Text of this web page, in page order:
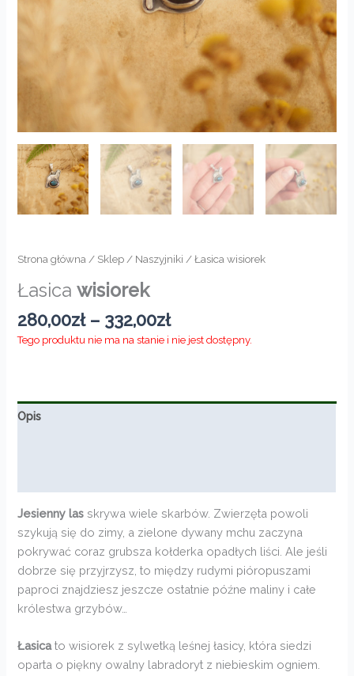
Strona główna / Sklep / Naszyjniki / Łasica wisiorek
Łasicawisiorek
280,00zł – 332,00złZakres
cen:
Tego produktu nie ma na stanie i nie jest dostępny.
Opis
Jesienny las skrywa wiele skarbów. Zwierzęta powoli
szykują się do zimy, a zielone dywany mchu zaczyna
pokrywać coraz grubsza kołderka opadłych liści. Ale jeśli
dobrze się przyjrzysz, to między rudymi pióropuszami
paproci znajdziesz jeszcze ostatnie późne maliny i całe
królestwa grzybów…
Łasicato wisiorek z sylwetką leśnej łasicy, która siedzi
oparta o piękny owalny labradoryt z niebieskim ogniem.